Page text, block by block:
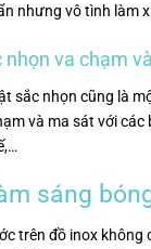
nhưng vô tình làm
va chạm
sắc nhọn cũng là
và ma sát với
sáng
trên đồ inox không